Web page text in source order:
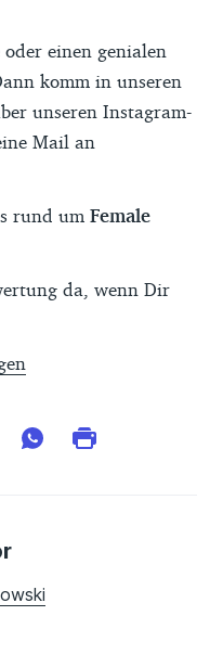
einen genialen
komm in unseren
unseren Instagram-
Mail an
rund um Female
da, wenn Dir